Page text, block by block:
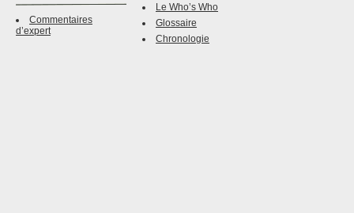
Commentaires
d’expert
Le Who’s Who
Glossaire
Chronologie